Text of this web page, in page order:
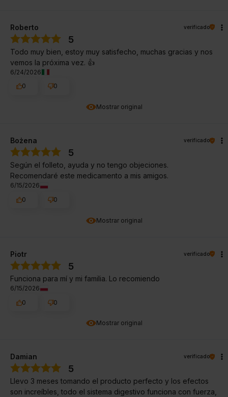
Mostrar original
Roberto verificado
5
Todo muy bien, estoy muy satisfecho, muchas gracias y nos
vemos la próxima vez. 👍️
6/24/2026
0
0
Mostrar original
Bożena verificado
5
Según el folleto, ayuda y no tengo objeciones.
Recomendaré este medicamento a mis amigos.
6/15/2026
0
0
Mostrar original
Piotr verificado
5
Funciona para mí y mi familia. Lo recomiendo
6/15/2026
0
0
Damian verificado
5
Llevo 3 meses tomando el producto perfecto y los efectos
son increíbles, todo el sistema digestivo funciona con fuerza,